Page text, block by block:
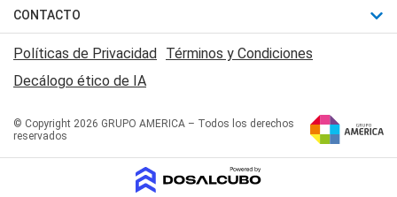
Judiciales
Economia
Trucos caseros
Series y Películas
Edictos y Solicitadas
Mundial
Automovilismo
Rugby
Básquet
Canal 7 en Vivo
San Juan 8
CONTACTO
Acerca de Nosotros
Contactanos
Políticas de Privacidad Términos y Condiciones
Decálogo ético de IA
© Copyright 2026 GRUPO AMERICA – Todos los derechos
reservados